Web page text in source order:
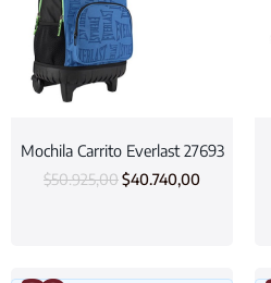
Mochila Carrito Everlast 27693
$50.925,00$40.740,00